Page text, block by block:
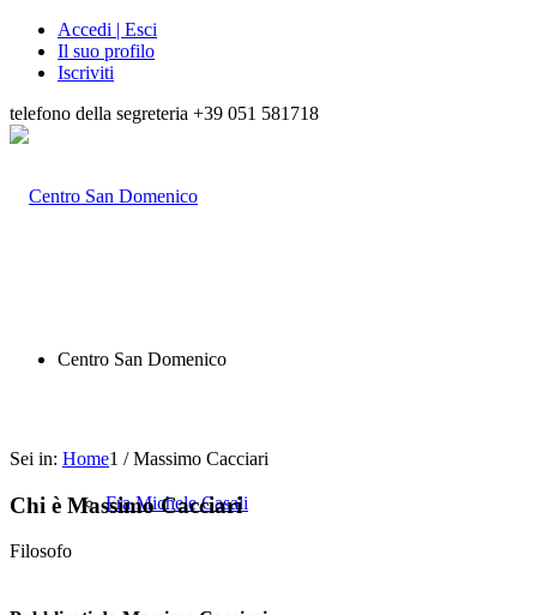
Accedi | Esci
Il suo profilo
Iscriviti
telefono della segreteria +39 051 581718
Centro San Domenico
Fra Michele Casali
Sei in: Home1 / Massimo Cacciari
Chi è Massimo Cacciari
Filosofo